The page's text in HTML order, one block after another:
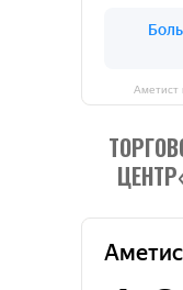
Аметист